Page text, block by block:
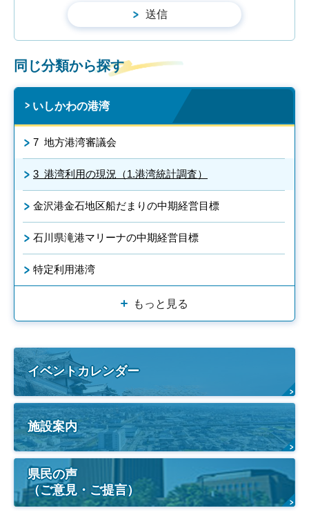
同じ分類から探す
いしかわの港湾
7 地方港湾審議会
3 港湾利用の現況（1.港湾統計調査）
金沢港金石地区船だまりの中期経営目標
石川県滝港マリーナの中期経営目標
特定利用港湾
もっと見る
イベントカレンダー
施設案内
県民の声
（ご意見・ご提言）